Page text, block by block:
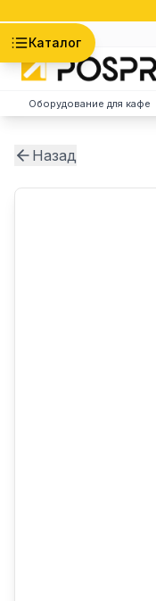
Каталог
Оборудование для кафе
Назад